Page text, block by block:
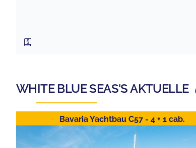
WHITE BLUE SEAS'S AKTUELLE
Bavaria Yachtbau C57 - 4 + 1 cab.